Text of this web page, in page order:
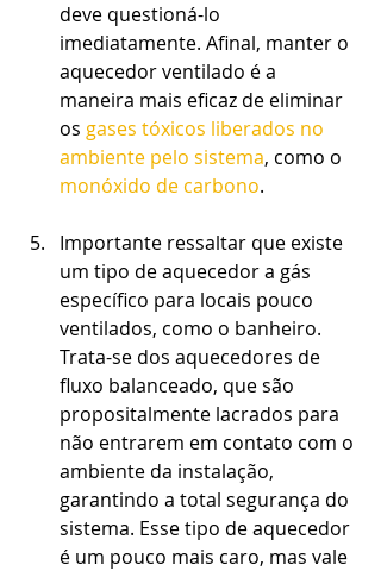
deve questioná-lo
imediatamente. Afinal, manter o
aquecedor ventilado é a
maneira mais eficaz de eliminar
os gases tóxicos liberados no
ambiente pelo sistema, como o
monóxido de carbono.
Importante ressaltar que existe
um tipo de aquecedor a gás
específico para locais pouco
ventilados, como o banheiro.
Trata-se dos aquecedores de
fluxo balanceado, que são
propositalmente lacrados para
não entrarem em contato com o
ambiente da instalação,
garantindo a total segurança do
sistema. Esse tipo de aquecedor
é um pouco mais caro, mas vale